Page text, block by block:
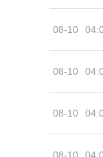
08-10
08-10
08-10
08-10